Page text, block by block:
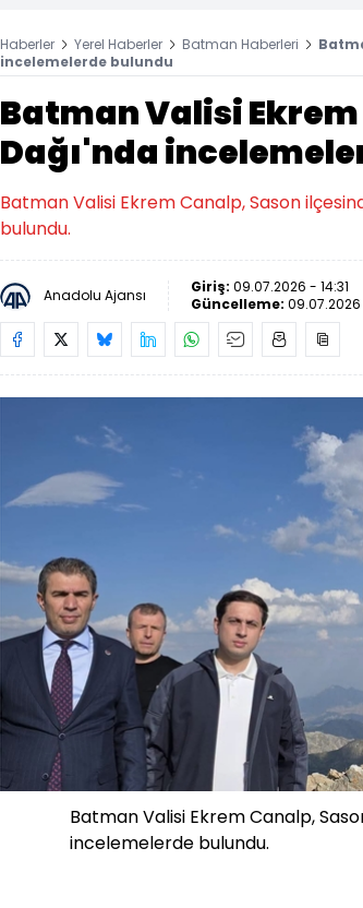
Haberler Yerel Haberler Batman Haberleri
incelemelerde bulundu
Batman Valisi
Dağı'nda
Batman Valisi Ekrem Canalp, Sason
bulundu.
Anadolu Ajansı Giriş: 09.07.2026 - 14:31
Güncelleme: 09.07.2026
Batman Valisi Ekrem Canalp,
incelemelerde bulundu.